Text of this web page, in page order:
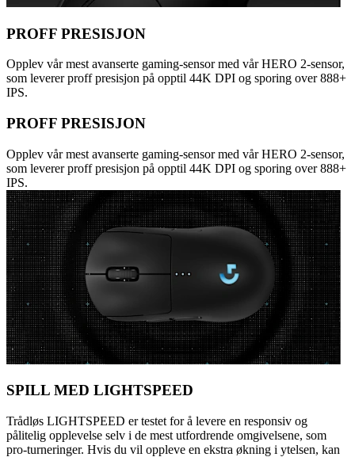
PROFF PRESISJON
Opplev vår mest avanserte gaming-sensor med vår HERO 2-sensor,
som leverer proff presisjon på opptil 44K DPI og sporing over 888+
IPS.
PROFF PRESISJON
Opplev vår mest avanserte gaming-sensor med vår HERO 2-sensor,
som leverer proff presisjon på opptil 44K DPI og sporing over 888+
IPS.
SPILL MED LIGHTSPEED
Trådløs LIGHTSPEED er testet for å levere en responsiv og
pålitelig opplevelse selv i de mest utfordrende omgivelsene, som
pro-turneringer. Hvis du vil oppleve en ekstra økning i ytelsen, kan